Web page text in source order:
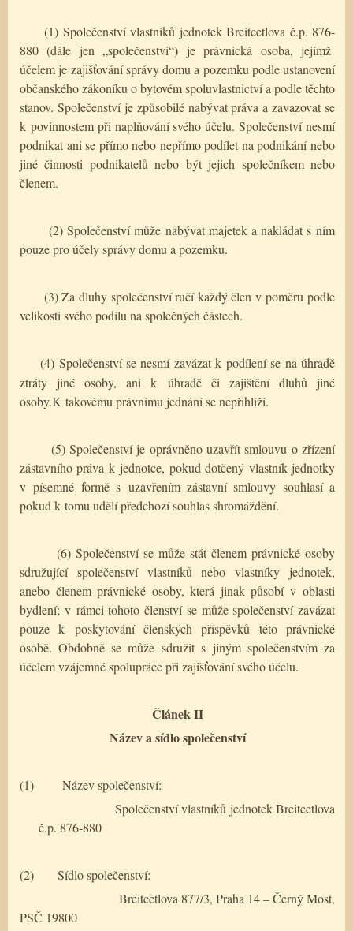
(1) Společenství vlastníků jednotek Breitcetlova č.p. 876-
880 (dále jen „společenství“) je právnická osoba, jejímž
účelem je zajišťování správy domu a pozemku podle ustanovení
občanského zákoníku o bytovém spoluvlastnictví a podle těchto
stanov. Společenství je způsobilé nabývat práva a zavazovat se
k povinnostem při naplňování svého účelu. Společenství nesmí
podnikat ani se přímo nebo nepřímo podílet na podnikání nebo
jiné činnosti podnikatelů nebo být jejich společníkem nebo
členem.
(2) Společenství může nabývat majetek a nakládat s ním
pouze pro účely správy domu a pozemku.
(3) Za dluhy společenství ručí každý člen v poměru podle
velikosti svého podílu na společných částech.
(4) Společenství se nesmí zavázat k podílení se na úhradě
ztráty jiné osoby, ani k úhradě či zajištění dluhů jiné
osoby.K takovému právnímu jednání se nepřihlíží.
(5) Společenství je oprávněno uzavřít smlouvu o zřízení
zástavního práva k jednotce, pokud dotčený vlastník jednotky
v písemné formě s uzavřením zástavní smlouvy souhlasí a
pokud k tomu udělí předchozí souhlas shromáždění.
(6) Společenství se může stát členem právnické osoby
sdružující společenství vlastníků nebo vlastníky jednotek,
anebo členem právnické osoby, která jinak působí v oblasti
bydlení; v rámci tohoto členství se může společenství zavázat
pouze k poskytování členských příspěvků této právnické
osobě. Obdobně se může sdružit s jiným společenstvím za
účelem vzájemné spolupráce při zajišťování svého účelu.
Článek II
Název a sídlo společenství
(1)
Název společenství:
Společenství vlastníků jednotek Breitcetlova
č.p. 876-880
(2)
Sídlo společenství:
Breitcetlova 877/3, Praha 14 – Černý Most,
PSČ 19800